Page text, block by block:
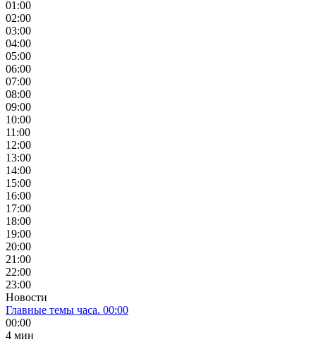
01:00
02:00
03:00
04:00
05:00
06:00
07:00
08:00
09:00
10:00
11:00
12:00
13:00
14:00
15:00
16:00
17:00
18:00
19:00
20:00
21:00
22:00
23:00
Новости
Главные темы часа. 00:00
00:00
4 мин